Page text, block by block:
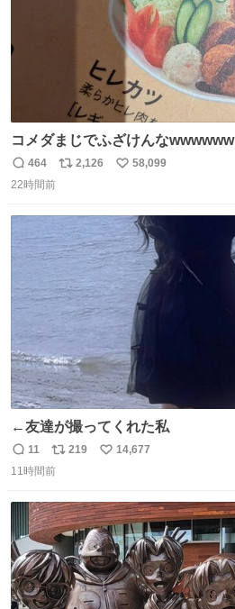
コメダまじでふざけんなwwwwww
返
信
464
リ
ト
数
2,126
い
数
58,099
22時間前
←友達が撮ってくれた私 友達が描
いてくれた私→
返
信
11
リ
ポ
ト
数
219
い
数
14,677
11時間前